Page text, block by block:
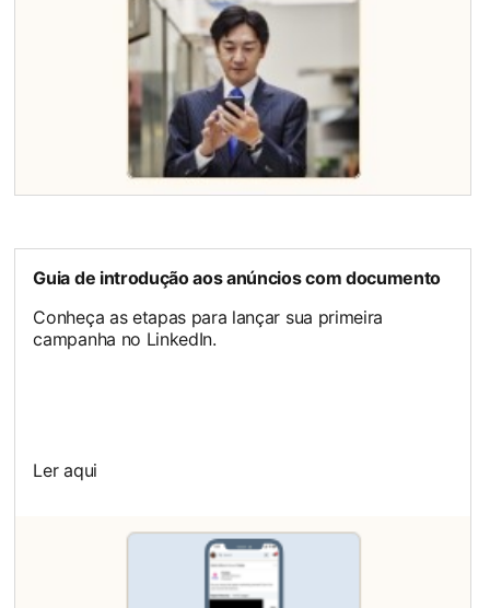
Guia de introdução aos anúncios com documento
Conheça as etapas para lançar sua primeira
campanha no LinkedIn.
Ler aqui